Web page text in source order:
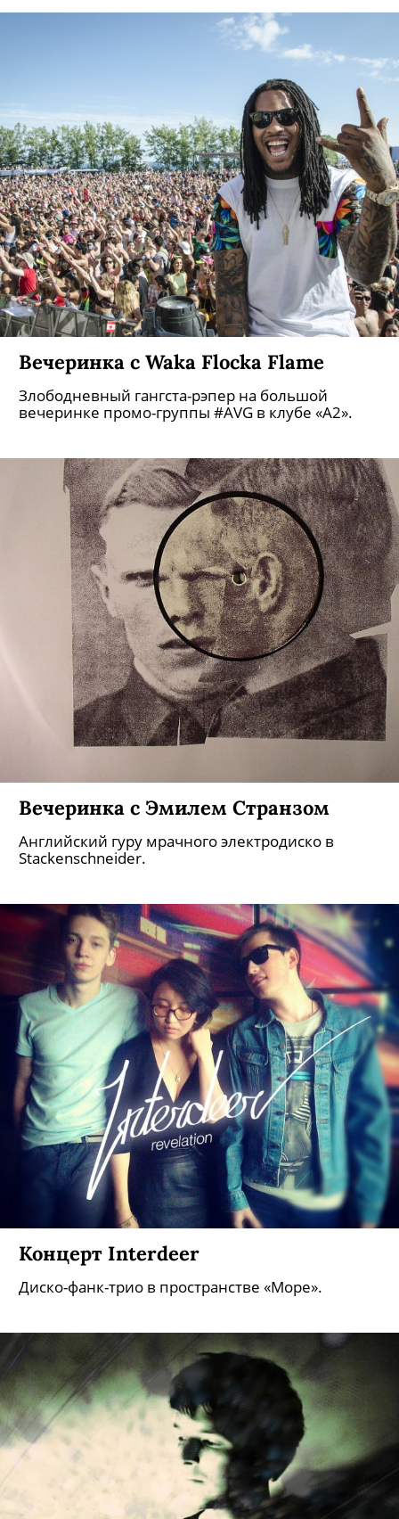
Вечеринка с Waka Flocka Flame
Злободневный гангста-рэпер на большой
вечеринке промо-группы #AVG в клубе «А2».
Вечеринка с Эмилем Странзом
Английский гуру мрачного электродиско в
Stackenschneider.
Концерт Interdeer
Диско-фанк-трио в пространстве «Море».